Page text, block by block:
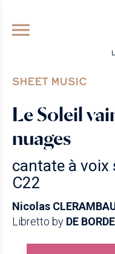
GO TO
SHEET MUSIC
Le Soleil
nuages
cantate à voix
C22
Nicolas
Libretto by DE